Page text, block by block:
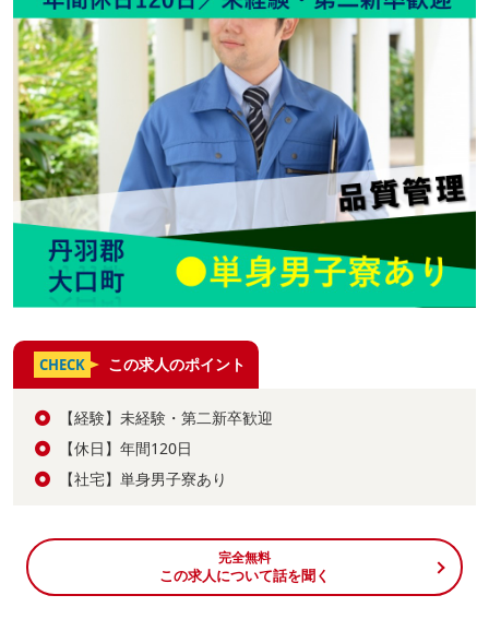
CHECK この求人のポイント
【経験】未経験・第二新卒歓迎
【休日】年間120日
【社宅】単身男子寮あり
完全無料
この求人について話を聞く